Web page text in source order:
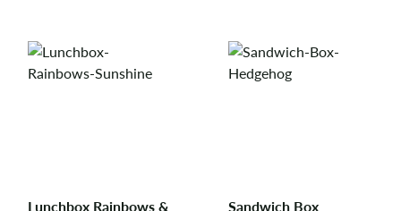
Lunchbox Rainbows &
Sandwich Box